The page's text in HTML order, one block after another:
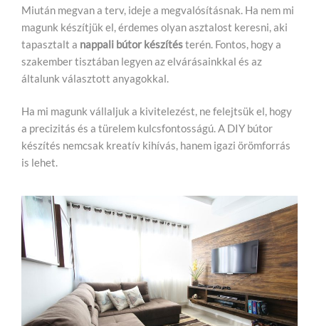
Miután megvan a terv, ideje a megvalósításnak. Ha nem mi
magunk készítjük el, érdemes olyan asztalost keresni, aki
tapasztalt a nappali bútor készítésterén. Fontos, hogy a
szakember tisztában legyen az elvárásainkkal és az
általunk választott anyagokkal.
Ha mi magunk vállaljuk a kivitelezést, ne felejtsük el, hogy
a precizitás és a türelem kulcsfontosságú. A DIY bútor
készítés nemcsak kreatív kihívás, hanem igazi örömforrás
is lehet.